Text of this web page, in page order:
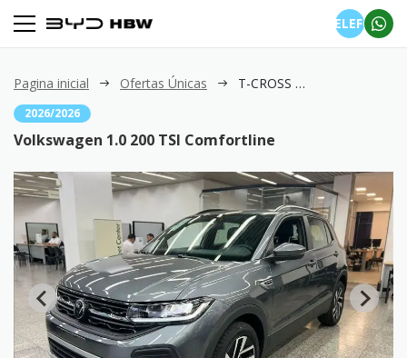
TELEFONE
Pagina inicial Ofertas Únicas T-CROSS 1.0 200 TSI Comfortline
2026/2026
Volkswagen 1.0 200 TSI Comfortline